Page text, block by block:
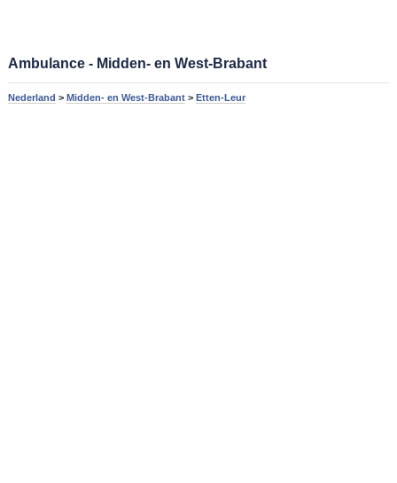
Ambulance - Midden- en West-Brabant
Nederland > Midden- en West-Brabant> Etten-Leur